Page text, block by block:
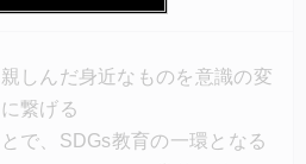
徒たちに食べ終わった後に残
集めてもらい、それを箸にア
した箸は、後述の講義を受け
しんだ身近なものを意識の変
繋げる
で、SDGs教育の一環となる